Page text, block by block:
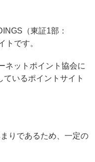
（東証1部：
トです。
ネットポイント協会に
いるポイントサイト
りであるため、一定の